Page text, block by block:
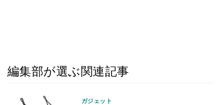
編集部が選ぶ関連記事
ガジェット